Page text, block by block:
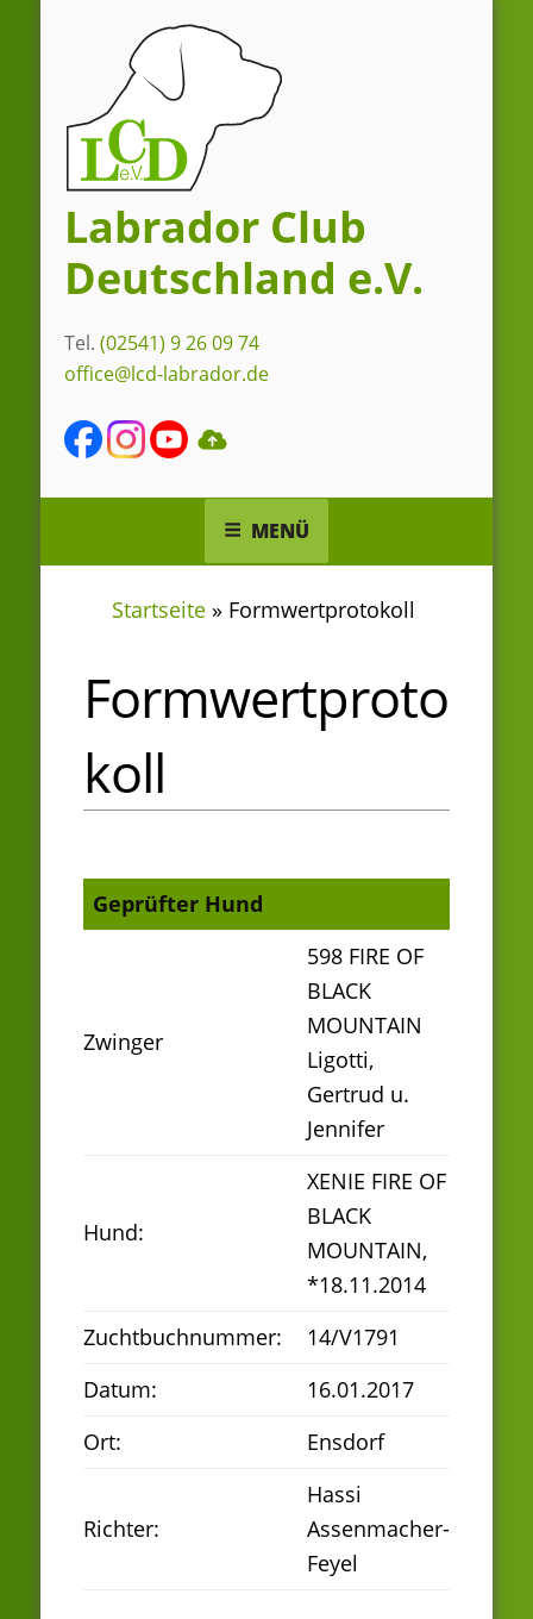
springen
Labrador Club
Deutschland e.V.
Tel. (02541) 9 26 09 74
office@lcd-labrador.de
MENÜ
Startseite » Formwertprotokoll
Formwertproto
koll
Geprüfter Hund
Zwinger
598 FIRE OF
BLACK
MOUNTAIN
Ligotti,
Gertrud u.
Jennifer
Hund:
XENIE FIRE OF
BLACK
MOUNTAIN,
*18.11.2014
Zuchtbuchnummer:
14/V1791
Datum:
16.01.2017
Ort:
Ensdorf
Richter:
Hassi
Assenmacher-
Feyel